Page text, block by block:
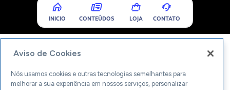
INICIO CONTEÚDOS LOJA CONTATO
Aviso de Cookies
Nós usamos cookies e outras tecnologias semelhantes para
melhorar a sua experiência em nossos serviços, personalizar